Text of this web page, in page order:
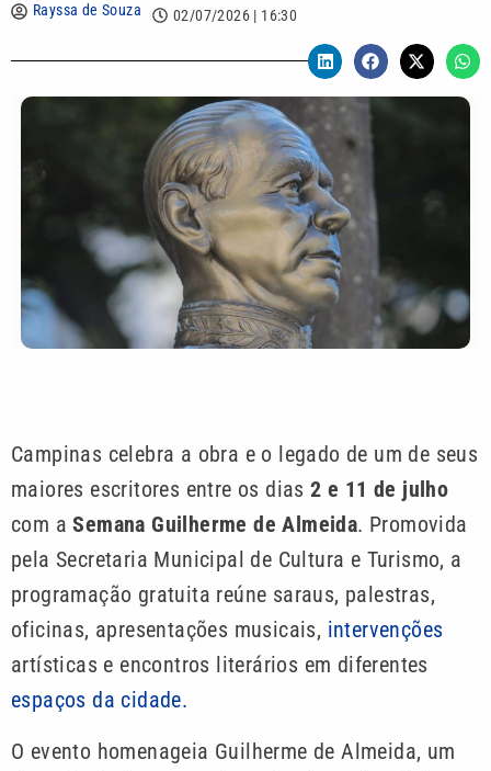
Rayssa de Souza 02/07/2026 | 16:30
Campinas celebra a obra e o legado de um de seus
maiores escritores entre os dias2 e 11 de julho
com aSemana Guilherme de Almeida. Promovida
pela Secretaria Municipal de Cultura e Turismo, a
programação gratuita reúne saraus, palestras,
oficinas, apresentações musicais, intervenções
artísticas e encontros literários em diferentes
espaços da cidade.
O evento homenageia Guilherme de Almeida, um